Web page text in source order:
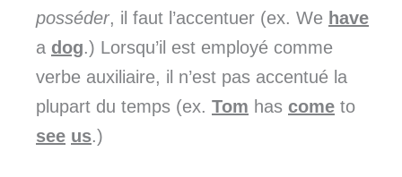
posséder, il faut l’accentuer (ex. We have
a dog.) Lorsqu’il est employé comme
verbe auxiliaire, il n’est pas accentué la
plupart du temps (ex. Tom has come to
see us.)